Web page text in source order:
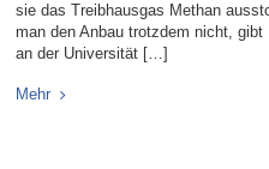
sie das Treibhausgas Methan
man den Anbau trotzdem nicht,
an der Universität […]
Mehr